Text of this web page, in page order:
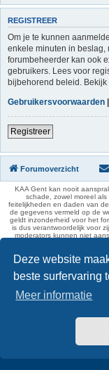
Deze website
beste surfervaring
Meer informatie
REGISTREER
Om je te kunnen
enkele minuten in beslag,
forumbeheerder kan ook
gebruikers. Lees voor
bijbehorend beleid. Bekijk
Gebruikersvoorwaarden |
Registreer
Forumoverzicht
KAA Gent kan nooit
schade, zowel moreel
feitelijkheden en daden van
de gegevens vermeld op de
geldt inzonderheid voor het
is dus verantwoordelijk voor
moderators kunnen niet